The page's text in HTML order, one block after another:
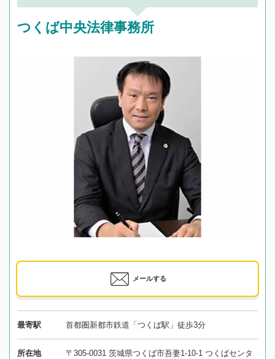
つくば中央法律事務所
メールする
最寄駅 首都圏新都市鉄道「つくば駅」徒歩3分
所在地
〒305-0031 茨城県つくば市吾妻1-10-1 つくばセンタ